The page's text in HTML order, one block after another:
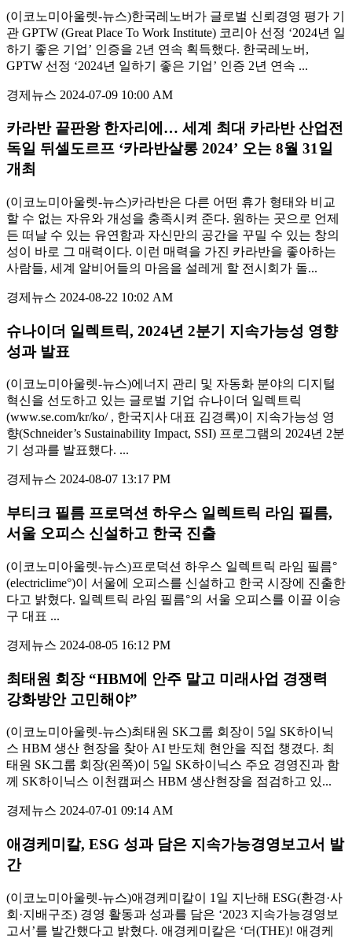
(이코노미아울렛-뉴스)한국레노버가 글로벌 신뢰경영 평가 기
관 GPTW (Great Place To Work Institute) 코리아 선정 ‘2024년 일
하기 좋은 기업’ 인증을 2년 연속 획득했다. 한국레노버,
GPTW 선정 ‘2024년 일하기 좋은 기업’ 인증 2년 연속 ...
경제뉴스 2024-07-09 10:00 AM
카라반 끝판왕 한자리에… 세계 최대 카라반 산업전
독일 뒤셀도르프 ‘카라반살롱 2024’ 오는 8월 31일
개최
(이코노미아울렛-뉴스)카라반은 다른 어떤 휴가 형태와 비교
할 수 없는 자유와 개성을 충족시켜 준다. 원하는 곳으로 언제
든 떠날 수 있는 유연함과 자신만의 공간을 꾸밀 수 있는 창의
성이 바로 그 매력이다. 이런 매력을 가진 카라반을 좋아하는
사람들, 세계 알비어들의 마음을 설레게 할 전시회가 돌...
경제뉴스 2024-08-22 10:02 AM
슈나이더 일렉트릭, 2024년 2분기 지속가능성 영향
성과 발표
(이코노미아울렛-뉴스)에너지 관리 및 자동화 분야의 디지털
혁신을 선도하고 있는 글로벌 기업 슈나이더 일렉트릭
(www.se.com/kr/ko/ , 한국지사 대표 김경록)이 지속가능성 영
향(Schneider’s Sustainability Impact, SSI) 프로그램의 2024년 2분
기 성과를 발표했다. ...
경제뉴스 2024-08-07 13:17 PM
부티크 필름 프로덕션 하우스 일렉트릭 라임 필름,
서울 오피스 신설하고 한국 진출
(이코노미아울렛-뉴스)프로덕션 하우스 일렉트릭 라임 필름°
(electriclime°)이 서울에 오피스를 신설하고 한국 시장에 진출한
다고 밝혔다. 일렉트릭 라임 필름°의 서울 오피스를 이끌 이승
구 대표 ...
경제뉴스 2024-08-05 16:12 PM
최태원 회장 “HBM에 안주 말고 미래사업 경쟁력
강화방안 고민해야”
(이코노미아울렛-뉴스)최태원 SK그룹 회장이 5일 SK하이닉
스 HBM 생산 현장을 찾아 AI 반도체 현안을 직접 챙겼다. 최
태원 SK그룹 회장(왼쪽)이 5일 SK하이닉스 주요 경영진과 함
께 SK하이닉스 이천캠퍼스 HBM 생산현장을 점검하고 있...
경제뉴스 2024-07-01 09:14 AM
애경케미칼, ESG 성과 담은 지속가능경영보고서 발
간
(이코노미아울렛-뉴스)애경케미칼이 1일 지난해 ESG(환경·사
회·지배구조) 경영 활동과 성과를 담은 ‘2023 지속가능경영보
고서’를 발간했다고 밝혔다. 애경케미칼은 ‘더(THE)! 애경케